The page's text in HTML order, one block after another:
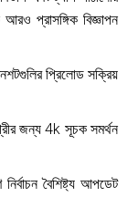
প্রাসঙ্গিক বিজ্ঞাপন
প্রিলোড সক্রিয়
জন্য 4k সূচক সমর্থন
বৈশিষ্ট্য আপডেট